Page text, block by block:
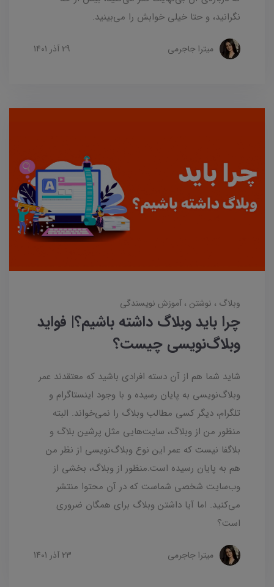
نگرانید، و حتا خیلی خوابش را می‌بینید.
میترا جاجرمی 29 آذر 1401
وبلاگ نوشتن آموزش نویسندگی
چرا باید وبلاگ داشته باشیم؟| فواید
وبلاگ‌نویسی چیست؟
شاید شما هم از آن دسته افرادی باشید که معتقدند عمر
وبلاگ‌نویسی به پایان رسیده و با وجود اینستاگرام و
تلگرام، دیگر کسی مطالب وبلاگ را نمی‌خواند. البته
منظور من از وبلاگ، سایت‌هایی مثل پرشین بلاگ و
بلاگفا نیست که عمر این نوع وبلاگ‌نویسی از نظر من
هم به پایان رسیده است.منظور از وبلاگ، بخشی از
وب‌سایت شخصی شماست که در آن محتوا منتشر
می‌کنید. اما آیا داشتن وبلاگ برای همگان ضروری
است؟
میترا جاجرمی 23 آذر 1401